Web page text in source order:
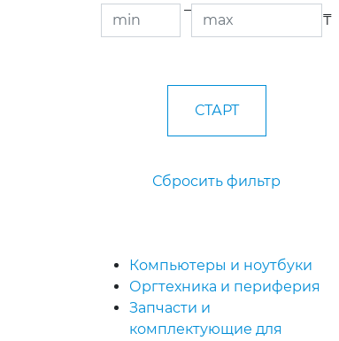
–
₸
Сбросить фильтр
Компьютеры и ноутбуки
Оргтехника и периферия
Запчасти и
комплектующие для